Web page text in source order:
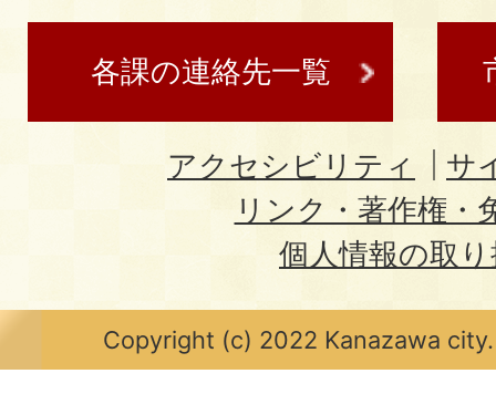
各課の連絡先一覧
アクセシビリティ
サ
リンク・著作権・
個人情報の取
Copyright (c) 2022 Kanazawa